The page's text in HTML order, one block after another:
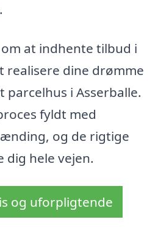
at indhente tilbud i
realisere dine drømme
i Asserballe.
fyldt med
og de rigtige
hele vejen.
og uforpligtende